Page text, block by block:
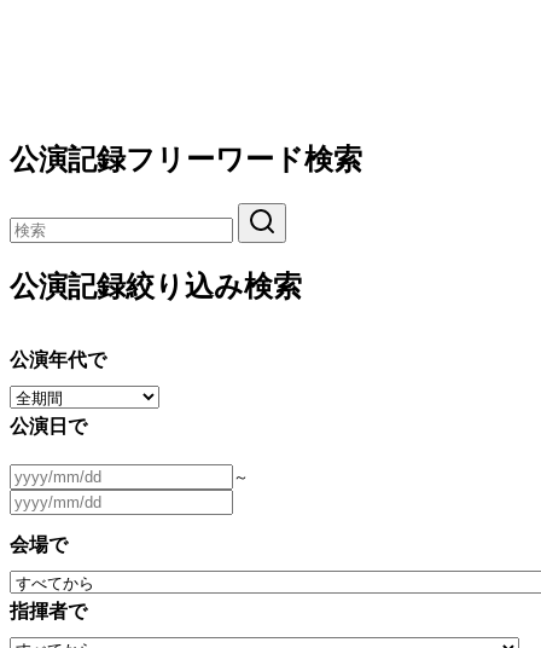
公演記録フリーワード検索
公演記録絞り込み検索
公演年代で
公演日で
～
会場で
指揮者で